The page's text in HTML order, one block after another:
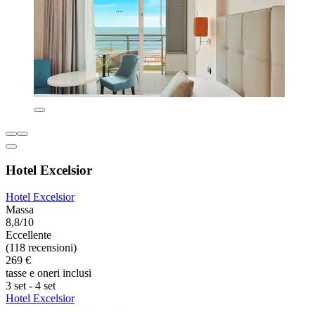
Hotel Excelsior
Hotel Excelsior
Massa
8,8/10
Eccellente
(118 recensioni)
269 €
tasse e oneri inclusi
3 set - 4 set
Hotel Excelsior